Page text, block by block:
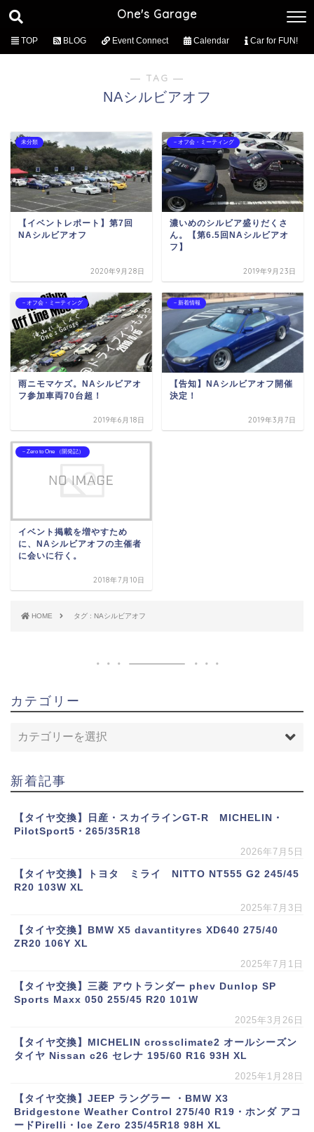
One's Garage
TOP BLOG Event Connect Calendar Car for FUN!
― TAG ―
NAシルビアオフ
未分類
【イベントレポート】第7回
NAシルビアオフ
2020年9月28日
－オフ会・ミーティング
濃いめのシルビア盛りだくさ
ん。【第6.5回NAシルビアオ
フ】
2019年9月23日
－オフ会・ミーティング
雨ニモマケズ。NAシルビアオ
フ参加車両70台超！
2019年6月18日
－新着情報
【告知】NAシルビアオフ開催
決定！
2019年3月7日
－Zero to One （開発記）
イベント掲載を増やすため
に、NAシルビアオフの主催者
に会いに行く。
2018年7月10日
HOME タグ : NAシルビアオフ
カテゴリー
新着記事
【タイヤ交換】日産・スカイラインGT-R MICHELIN・
PilotSport5・265/35R18
2026年7月5日
【タイヤ交換】トヨタ ミライ NITTO NT555 G2 245/45
R20 103W XL
2025年7月3日
【タイヤ交換】BMW X5 davantityres XD640 275/40
ZR20 106Y XL
2025年7月1日
【タイヤ交換】三菱 アウトランダー phev Dunlop SP
Sports Maxx 050 255/45 R20 101W
2025年3月26日
【タイヤ交換】MICHELIN crossclimate2 オールシーズン
タイヤ Nissan c26 セレナ 195/60 R16 93H XL
2025年1月28日
【タイヤ交換】JEEP ラングラー ・BMW X3
Bridgestone Weather Control 275/40 R19・ホンダ アコ
ードPirelli・Ice Zero 235/45R18 98H XL